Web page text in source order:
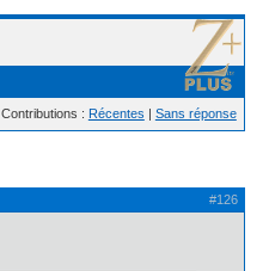
Contributions : Récentes | Sans réponse
#126